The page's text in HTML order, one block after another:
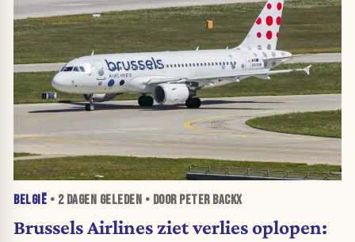
BELGIË • 2 DAGEN GELEDEN • DOOR PETER BACKX
Brussels Airlines ziet verlies oplopen: